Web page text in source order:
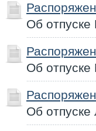
Об отпуске
Об отпуске
Об